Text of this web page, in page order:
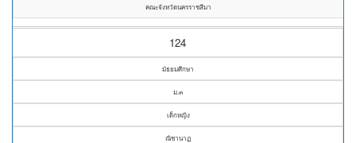
คณะจังหวัดนครราชสีมา
124
มัธยมศึกษา
ม.๓
เด็กหญิง
ณิชานาฏ